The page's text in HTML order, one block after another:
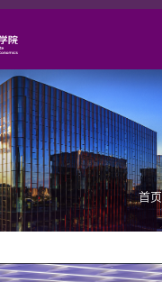
首页